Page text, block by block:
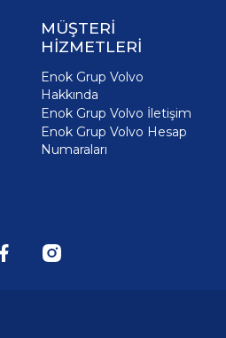
MÜŞTERİ
HİZMETLERİ
Enok Grup Volvo
Hakkında
Enok Grup Volvo İletişim
Enok Grup Volvo Hesap
Numaraları